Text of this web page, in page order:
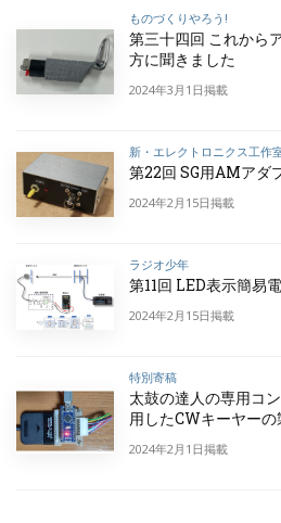
ものづくりやろう!
第三十四回 これから
方に聞きました
2024年3月1日掲載
新・エレクトロニクス工作
第22回 SG用AMアダ
2024年2月15日掲載
ラジオ少年
第11回 LED表示簡易
2024年2月15日掲載
特別寄稿
太鼓の達人の専用コ
用したCWキーヤーの
2024年2月1日掲載